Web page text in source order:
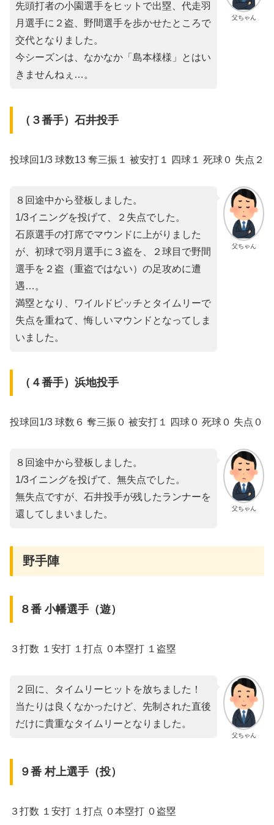
父ちゃん
先頭打者の小園選手をヒットで出塁、代走羽
月選手に２盗、野間選手を歩かせたところで
交代となりました。
今シーズンは、なかなか「島本様様」とはい
きませんねぇ…。
（３番手）石井投手
投球回1/3 球数13 奪三振１ 被安打１ 四球１ 死球０ 失点２
父ちゃん
８回途中から登板しました。
1/3イニングを投げて、２失点でした。
石原選手の打席でマウンドに上がりました
が、初球で羽月選手に３盗を、２球目で野間
選手を２盗（重盗ではない）の足攻めに遭
遇…。
満塁となり、ワイルドピッチとタイムリーで
失点を重ねて、悔しいマウンドとなってしま
いました。
（４番手）浜地投手
投球回1/3 球数６ 奪三振０ 被安打１ 四球０ 死球０ 失点０
父ちゃん
８回途中から登板しました。
1/3イニングを投げて、無失点でした。
無失点ですが、石井投手が残したランナーを
還してしまいました。
野手陣
８番 小幡選手（遊）
３打数 １安打 １打点 ０本塁打 １盗塁
父ちゃん
２回に、タイムリーヒットを放ちました！
当たりは良くなかったけど、先制された直後
だけに貴重なタイムリーとなりました。
９番 村上選手（投）
３打数 １安打 １打点 ０本塁打 ０盗塁